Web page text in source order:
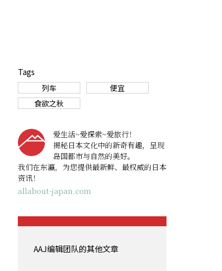
Tags
列车
便宜
食欲之秋
爱生活~爱探索~爱旅行！
揭秘日本文化中的新奇有趣，呈现
岛国都市与自然的美好。
我们在东瀛，为您提供最新鲜、最权威的日本
资讯！
allabout-japan.com
AAJ编辑团队的其他文章